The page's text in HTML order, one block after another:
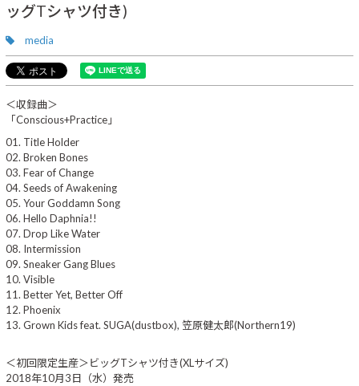
ッグTシャツ付き)
media
＜収録曲＞
「Conscious+Practice」
01. Title Holder
02. Broken Bones
03. Fear of Change
04. Seeds of Awakening
05. Your Goddamn Song
06. Hello Daphnia!!
07. Drop Like Water
08. Intermission
09. Sneaker Gang Blues
10. Visible
11. Better Yet, Better Off
12. Phoenix
13. Grown Kids feat. SUGA(dustbox), 笠原健太郎(Northern19)
＜初回限定生産＞ビッグTシャツ付き(XLサイズ)
2018年10月3日（水）発売